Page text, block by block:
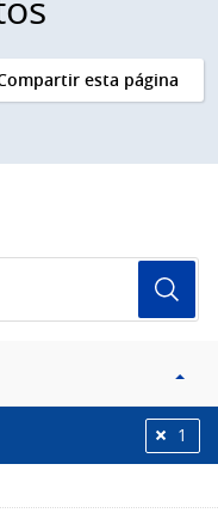
esta página
1